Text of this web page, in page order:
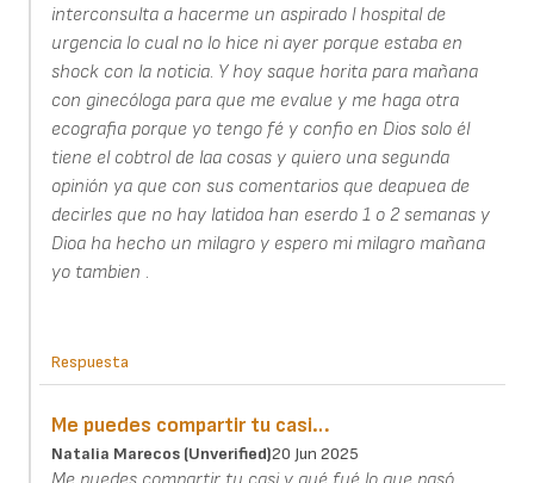
interconsulta a hacerme un aspirado l hospital de
urgencia lo cual no lo hice ni ayer porque estaba en
shock con la noticia. Y hoy saque horita para mañana
con ginecóloga para que me evalue y me haga otra
ecografia porque yo tengo fé y confio en Dios solo él
tiene el cobtrol de laa cosas y quiero una segunda
opinión ya que con sus comentarios que deapuea de
decirles que no hay latidoa han eserdo 1 o 2 semanas y
Dioa ha hecho un milagro y espero mi milagro mañana
yo tambien .
Respuesta
Me puedes compartir tu casi…
Natalia Marecos (unverified)20 Jun 2025